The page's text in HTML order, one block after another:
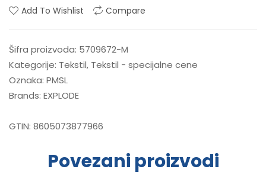
Add To Wishlist Compare
Šifra proizvoda: 5709672-M
Kategorije: Tekstil, Tekstil - specijalne cene
Oznaka: PMSL
Brands: EXPLODE
GTIN: 8605073877966
Povezani proizvodi